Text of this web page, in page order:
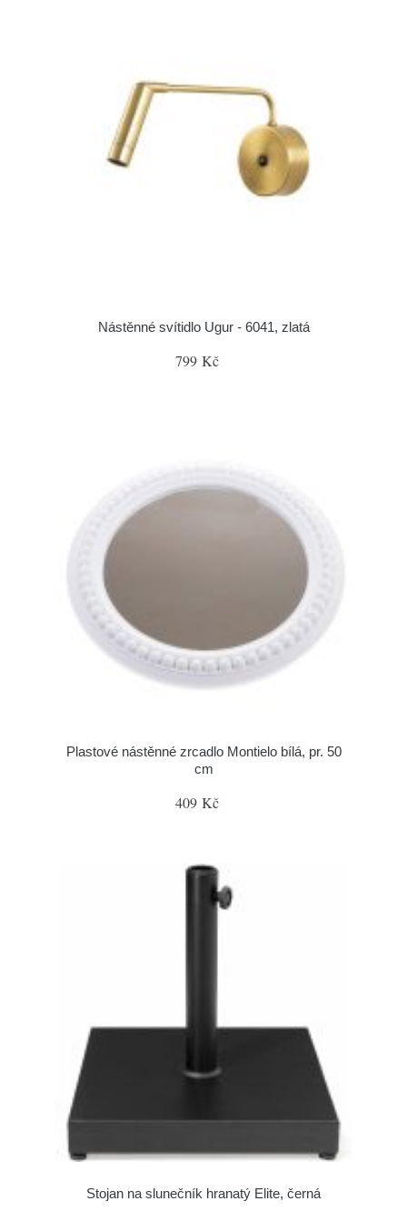
Nástěnné svítidlo Ugur - 6041, zlatá
799 Kč
Plastové nástěnné zrcadlo Montielo bílá, pr. 50
cm
409 Kč
Stojan na slunečník hranatý Elite, černá